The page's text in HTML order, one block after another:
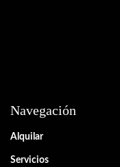
Navegación
Alquilar
Servicios